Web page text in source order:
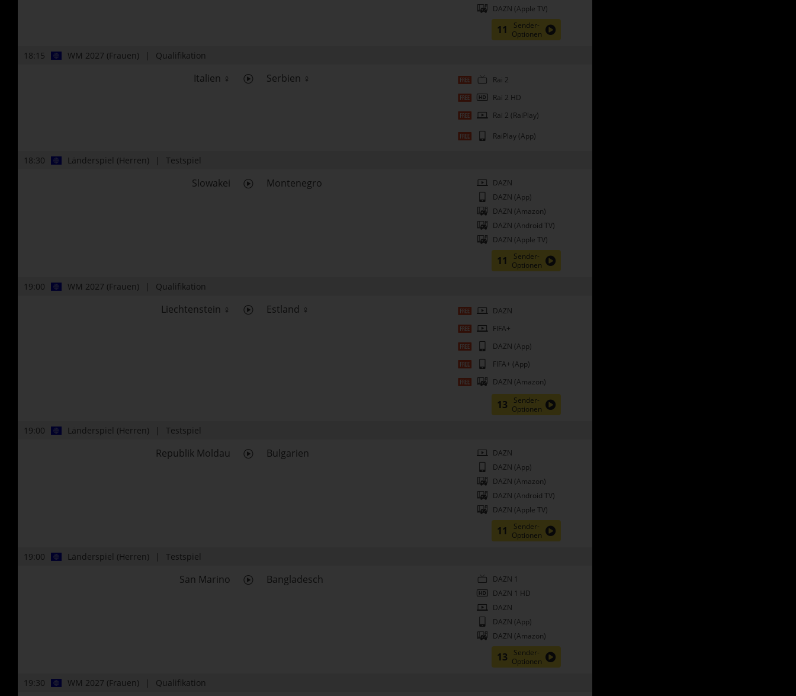
DAZN (Apple TV)
11
Sender-
Optionen
18:15 WM 2027 (Frauen) Qualifikation
Italien ♀ Serbien ♀
Rai 2
Rai 2 HD
Rai 2 (RaiPlay)
RaiPlay (App)
18:30 Länderspiel (Herren) Testspiel
Slowakei Montenegro
DAZN
DAZN (App)
DAZN (Amazon)
DAZN (Android TV)
DAZN (Apple TV)
11
Sender-
Optionen
19:00 WM 2027 (Frauen) Qualifikation
Liechtenstein ♀ Estland ♀
DAZN
FIFA+
DAZN (App)
FIFA+ (App)
DAZN (Amazon)
13
Sender-
Optionen
19:00 Länderspiel (Herren) Testspiel
Republik Moldau Bulgarien
DAZN
DAZN (App)
DAZN (Amazon)
DAZN (Android TV)
DAZN (Apple TV)
11
Sender-
Optionen
19:00 Länderspiel (Herren) Testspiel
San Marino Bangladesch
DAZN 1
DAZN 1 HD
DAZN
DAZN (App)
DAZN (Amazon)
13
Sender-
Optionen
19:30 WM 2027 (Frauen) Qualifikation